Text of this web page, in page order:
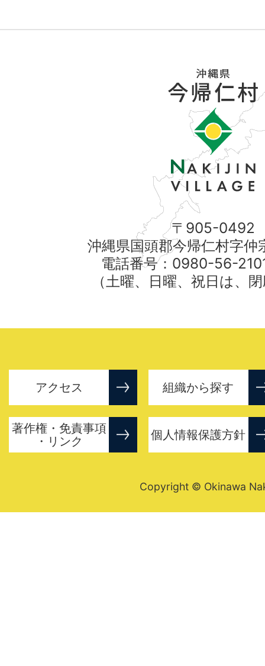
〒905-0492
沖縄県国頭郡今帰仁村字仲
電話番号：0980-56-
（土曜、日曜、祝日は、
アクセス 組織から探す
著作権・免責事項
・リンク
個人情報保護方針
Copyright © Okinawa